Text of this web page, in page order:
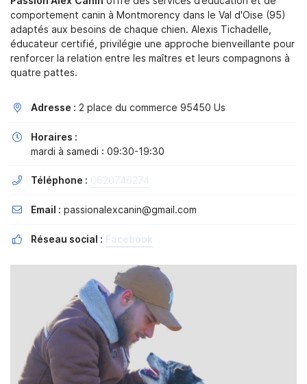
En cochant cette case, vous consentez à recevoir nos propositions
commerciales à l'adresse email indiqué ci-dessus. Vous pouvez vous
désinscrire à tout moment en utilisant
Inscription
comportement canin à Montmorency dans le Val d'Oise (95)
adaptés aux besoins de chaque chien. Alexis Tichadelle,
éducateur certifié, privilégie une approche bienveillante pour
renforcer la relation entre les maîtres et leurs compagnons à
quatre pattes.
 Adresse : 2 place du commerce 95450 Us

Horaires :
mardi à samedi : 09:30-19:30
 Téléphone : 0620746274
 Email : passionalexcanin@gmail.com
 Réseau social : Facebook